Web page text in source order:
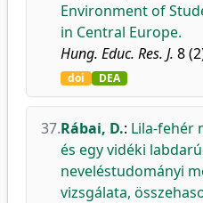
Environment of
in Central Europe.
Hung. Educ. Res. J. 8
doi DEA
37.Rábai, D.: Lila-fehér
és egy vidéki
neveléstudományi
vizsgálata,